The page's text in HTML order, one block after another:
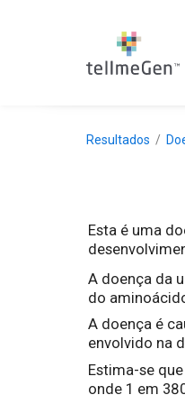
Resultados
Esta é uma
A doença da
do
A doença é
envolvido na
Estima-se
onde 1 em